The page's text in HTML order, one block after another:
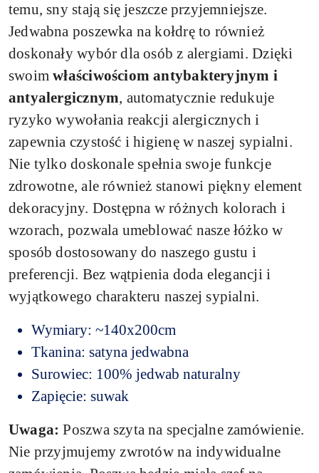
temu, sny stają się jeszcze przyjemniejsze.
Jedwabna poszewka na kołdrę to również
doskonały wybór dla osób z alergiami. Dzięki
swoimwłaściwościom antybakteryjnym i
antyalergicznym, automatycznie redukuje
ryzyko wywołania reakcji alergicznych i
zapewnia czystość i higienę w naszej sypialni.
Nie tylko doskonale spełnia swoje funkcje
zdrowotne, ale również stanowi piękny element
dekoracyjny. Dostępna w różnych kolorach i
wzorach, pozwala umeblować nasze łóżko w
sposób dostosowany do naszego gustu i
preferencji. Bez wątpienia doda elegancji i
wyjątkowego charakteru naszej sypialni.
Wymiary: ~140x200cm
Tkanina: satyna jedwabna
Surowiec: 100% jedwab naturalny
Zapięcie: suwak
Uwaga: Poszwa szyta na specjalne zamówienie.
Nie przyjmujemy zwrotów na indywidualne